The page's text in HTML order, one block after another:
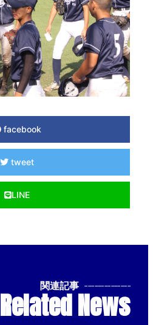
facebook
tweet
LINE
関連記事 --------------
Related News